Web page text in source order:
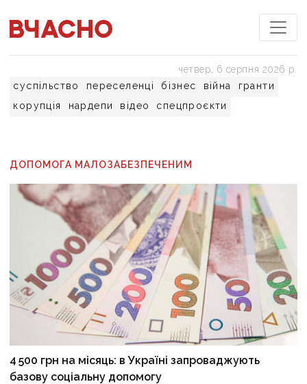
суспільство переселенці бізнес війна
гранти
корупція
нардепи відео спецпроєкти
четвер, 6 серпня 2026 р.
ДОПОМОГА МАЛОЗАБЕЗПЕЧЕНИМ
4 500 грн на місяць: в Україні запроваджують
базову соціальну допомогу